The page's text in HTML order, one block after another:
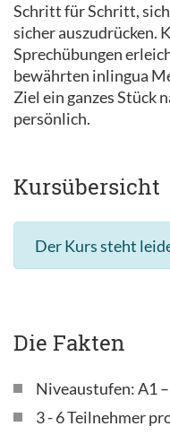
Schritt für Schritt,
sicher auszudrücken.
Sprechübungen
bewährten inlingua
Ziel ein ganzes Stück
persönlich.
Kursübersicht
Der Kurs steht
Die Fakten
Niveaustufen: A1
3 - 6 Teilnehmer